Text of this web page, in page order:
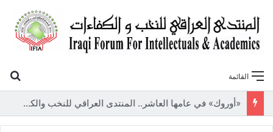
القائمة
«أوروك» في عامها العاشر.. المنتدى العراقي للنخب والكفاءات يصدر عددًا جديدًا ببحوث علمية تعالج قضايا الاقتصاد والطاقة